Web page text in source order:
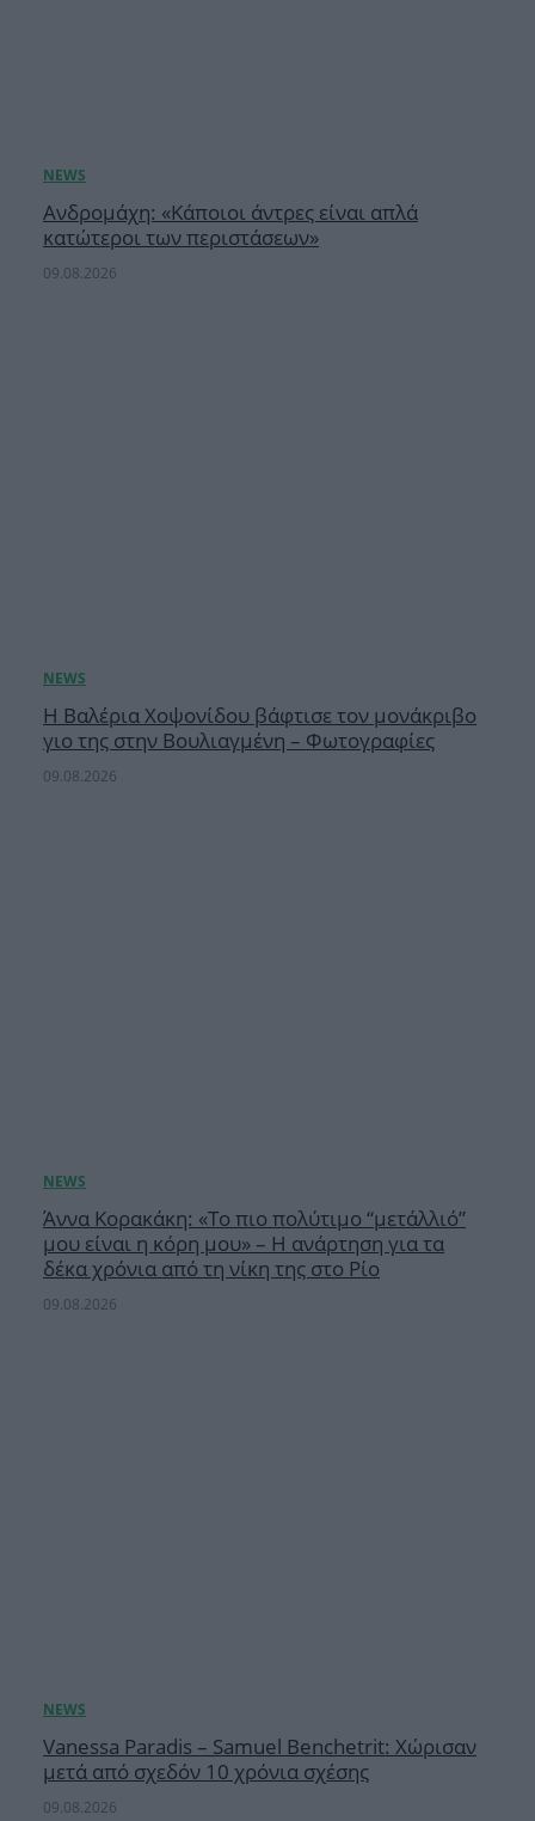
Ανδρομάχη: «Κάποιοι άντρες είναι απλά
κατώτεροι των περιστάσεων»
09.08.2026
H Βαλέρια Χοψονίδου βάφτισε τον μονάκριβο
γιο της στην Βουλιαγμένη – Φωτογραφίες
09.08.2026
Άννα Κορακάκη: «Το πιο πολύτιμο “μετάλλιό”
μου είναι η κόρη μου» – Η ανάρτηση για τα
δέκα χρόνια από τη νίκη της στο Ρίο
09.08.2026
Vanessa Paradis – Samuel Benchetrit: Χώρισαν
μετά από σχεδόν 10 χρόνια σχέσης
09.08.2026